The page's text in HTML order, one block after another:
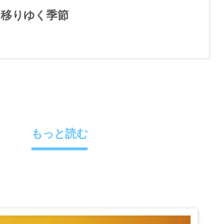
移りゆく季節
もっと読む